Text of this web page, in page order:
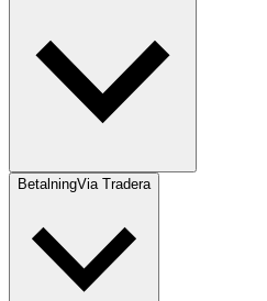
BetalningVia Tradera